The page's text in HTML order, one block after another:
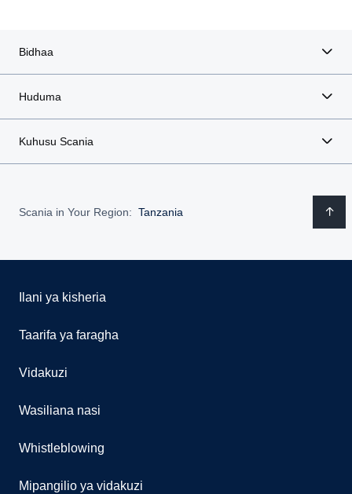
Bidhaa
Huduma
Kuhusu Scania
Scania in Your Region: Tanzania
Ilani ya kisheria
Taarifa ya faragha
Vidakuzi
Wasiliana nasi
Whistleblowing
Mipangilio ya vidakuzi